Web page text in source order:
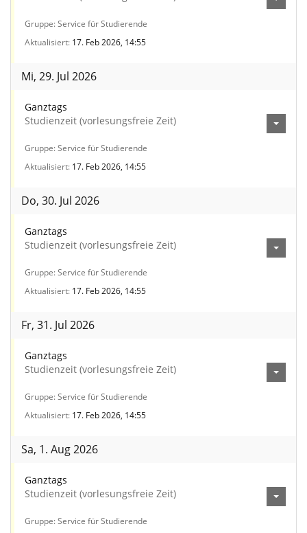
Gruppe Service für Studierende
Aktualisiert 17. Feb 2026, 14:55
Mi, 29. Jul 2026
Ganztags
Studienzeit (vorlesungsfreie Zeit)
Gruppe Service für Studierende
Aktualisiert 17. Feb 2026, 14:55
Do, 30. Jul 2026
Ganztags
Studienzeit (vorlesungsfreie Zeit)
Gruppe Service für Studierende
Aktualisiert 17. Feb 2026, 14:55
Fr, 31. Jul 2026
Ganztags
Studienzeit (vorlesungsfreie Zeit)
Gruppe Service für Studierende
Aktualisiert 17. Feb 2026, 14:55
Sa, 1. Aug 2026
Ganztags
Studienzeit (vorlesungsfreie Zeit)
Gruppe Service für Studierende